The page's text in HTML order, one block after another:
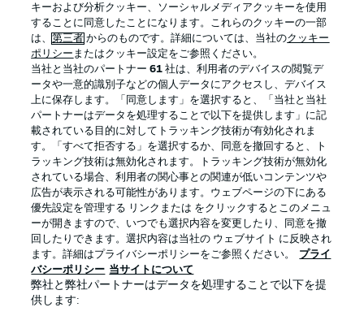
Official Partners
プライバシー・ポリシー 優先設定を管理する
利用条件 放送局
求人 選手
当サイトについて
キーおよび分析クッキー、ソーシャルメディアクッキーを使用
することに同意したことになります。これらのクッキーの一部
は、第三者 からのものです。詳細については、当社のクッキー
ポリシー またはクッキー設定をご参照ください。
当社と当社のパートナー61 社は、利用者のデバイスの閲覧デ
ータや一意的識別子などの個人データにアクセスし、デバイス
上に保存します。「同意します」を選択すると、「当社と当社
パートナーはデータを処理することで以下を提供します」に記
載されている目的に対してトラッキング技術が有効化されま
す。「すべて拒否する」を選択するか、同意を撤回すると、ト
ラッキング技術は無効化されます。トラッキング技術が無効化
されている場合、利用者の関心事との関連が低いコンテンツや
広告が表示される可能性があります。ウェブページの下にある
優先設定を管理する リンクまたは をクリックするとこのメニュ
ーが開きますので、いつでも選択内容を変更したり、同意を撤
回したりできます。選択内容は当社の ウェブサイト に反映され
ます。詳細はプライバシーポリシーをご参照ください。
プライ
バシーポリシー 当サイトについて
弊社と弊社パートナーはデータを処理することで以下を提
供します: